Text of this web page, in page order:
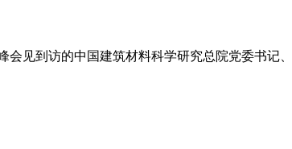
见到访的中国建筑材料科学研究总院党委书记